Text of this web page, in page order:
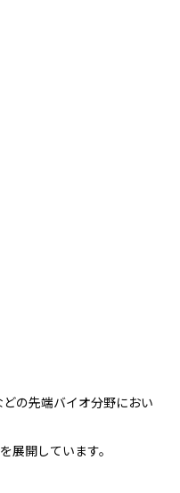
の先端バイオ分野におい
展開しています。